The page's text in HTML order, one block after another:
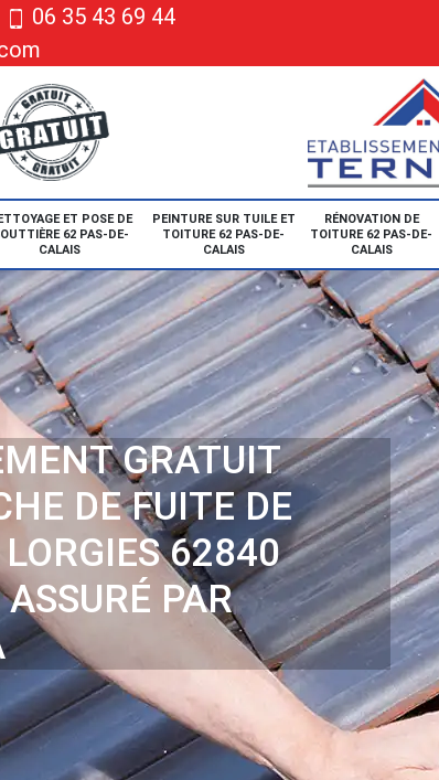
06 35 43 69 44
ET POSE DE
62 PAS-DE-
CALAIS
PEINTURE SUR TUILE ET
TOITURE 62 PAS-DE-
CALAIS
RÉNOVATION DE
TOITURE 62 PAS-DE-
CALAIS
GRATUIT
DE FUITE DE
62840
PAR